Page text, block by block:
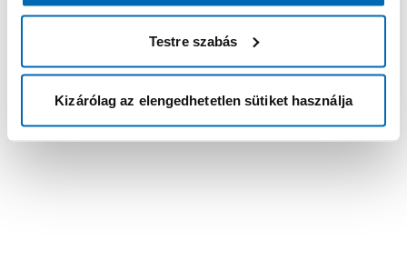
Testre szabás
Kizárólag az elengedhetetlen sütiket használja